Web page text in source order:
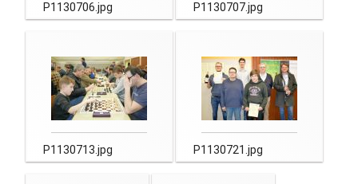
P1130706.jpg P1130707.jpg
P1130713.jpg P1130721.jpg